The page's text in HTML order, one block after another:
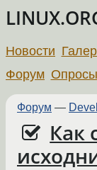
Новости
Форум Опросы
Форум —
Как